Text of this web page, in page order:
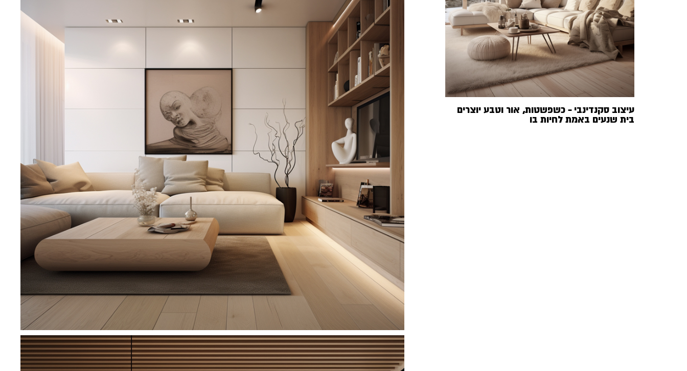
עיצוב סקנדינבי – כשפשטות, אור וטבע יוצרים
בית שנעים באמת לחיות בו